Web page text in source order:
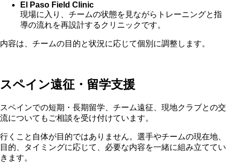
El Paso Field Clinic
現場に入り、チームの状態を見ながらトレーニングと指
導の流れを再設計するクリニックです。
内容は、チームの目的と状況に応じて個別に調整します。
スペイン遠征・留学支援
スペインでの短期・長期留学、チーム遠征、現地クラブとの交
流についてもご相談を受け付けています。
行くこと自体が目的ではありません。選手やチームの現在地、
目的、タイミングに応じて、必要な内容を一緒に組み立ててい
きます。